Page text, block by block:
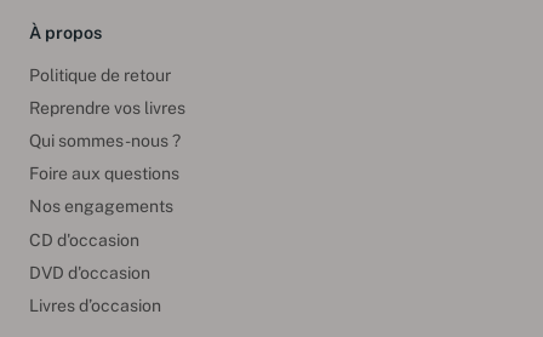
À propos
Politique de retour
Reprendre vos livres
Qui sommes-nous ?
Foire aux questions
Nos engagements
CD d'occasion
DVD d'occasion
Livres d’occasion